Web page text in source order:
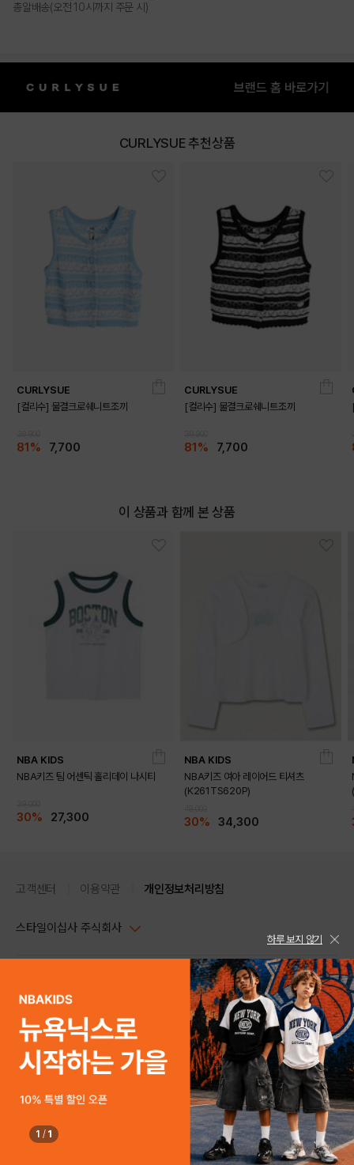
총알배송(오전 10시까지 주문 시)
CURLYSUE 추천상품
CURLYSUE
[컬리수] 물결크로쉐니트조끼
81% 7,700
CURLYSUE
[컬리수] 물결크로쉐니트조끼
81% 7,700
이 상품과 함께 본 상품
NBA KIDS
NBA키즈 팀 어센틱 홀리데이 나시티
30% 27,300
NBA KIDS
NBA키즈 여아 레이어드 티셔츠
(K261TS620P)
30% 34,300
구매하기
고객센터 이용약관 개인정보처리방침
스타일이십사 주식회사
주소 : 서울시 강남구 논현로 633, 6층 (논현동, 한세엠케이빌딩)
사업자등록번호 : 116-81-32499
통신판매업신고번호 : 제 2024-서울강남-04239
호스팅 서비스 : 스타일이십사㈜
고객센터 1544-5336(평일 09:00~ 18:00 토/일/공휴일 휴무)
스타일24 고객센터 1544-5336
평일 09:00~ 18:00 (토/일/공휴일 휴무)
help Email : help@style24.com
COPYRIGHTⓒ2021 STYLE24 ALL RIGHTS RESERVED.
하루 보지 않기
1 / 1